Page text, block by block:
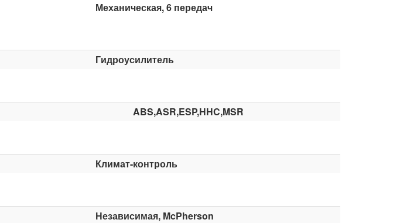
Механическая, 6 передач
Гидроусилитель
ABS,ASR,ESP,HHC,MSR
Климат-контроль
Независимая, McPherson